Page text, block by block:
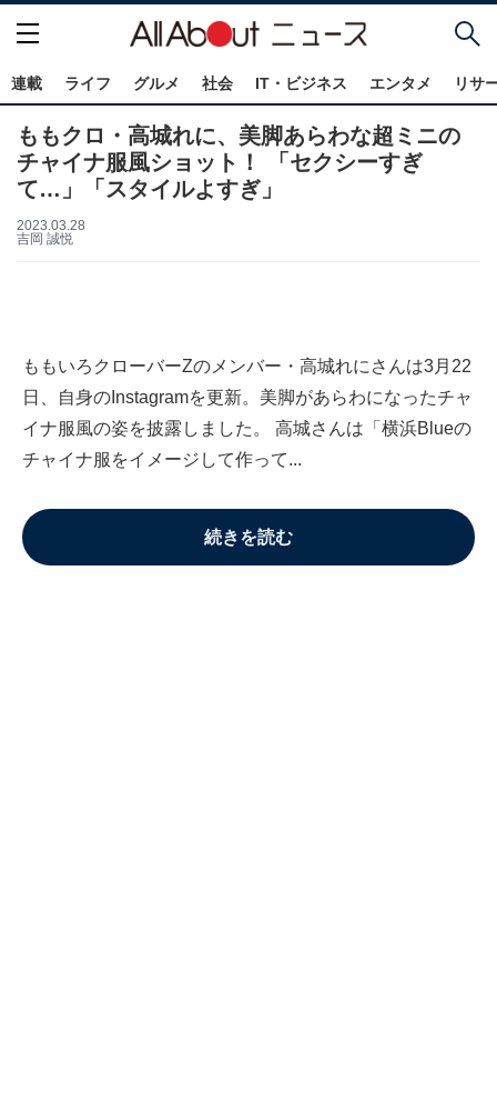
連載 ライフ グルメ 社会 IT・ビジネス エンタメ リサ
ももクロ・高城れに、美脚あらわな超ミニの
チャイナ服風ショット！ 「セクシーすぎ
て…」「スタイルよすぎ」
2023.03.28
吉岡 誠悦
ももいろクローバーZのメンバー・高城れにさんは3月22
日、自身のInstagramを更新。美脚があらわになったチャ
イナ服風の姿を披露しました。 高城さんは「横浜Blueの
チャイナ服をイメージして作って...
続きを読む